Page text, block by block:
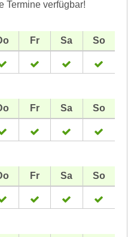
Termine verfügbar!